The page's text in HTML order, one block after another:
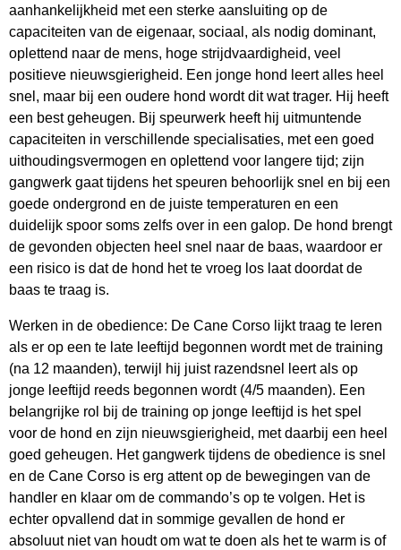
aanhankelijkheid met een sterke aansluiting op de
capaciteiten van de eigenaar, sociaal, als nodig dominant,
oplettend naar de mens, hoge strijdvaardigheid, veel
positieve nieuwsgierigheid. Een jonge hond leert alles heel
snel, maar bij een oudere hond wordt dit wat trager. Hij heeft
een best geheugen. Bij speurwerk heeft hij uitmuntende
capaciteiten in verschillende specialisaties, met een goed
uithoudingsvermogen en oplettend voor langere tijd; zijn
gangwerk gaat tijdens het speuren behoorlijk snel en bij een
goede ondergrond en de juiste temperaturen en een
duidelijk spoor soms zelfs over in een galop. De hond brengt
de gevonden objecten heel snel naar de baas, waardoor er
een risico is dat de hond het te vroeg los laat doordat de
baas te traag is.
Werken in de obedience: De Cane Corso lijkt traag te leren
als er op een te late leeftijd begonnen wordt met de training
(na 12 maanden), terwijl hij juist razendsnel leert als op
jonge leeftijd reeds begonnen wordt (4/5 maanden). Een
belangrijke rol bij de training op jonge leeftijd is het spel
voor de hond en zijn nieuwsgierigheid, met daarbij een heel
goed geheugen. Het gangwerk tijdens de obedience is snel
en de Cane Corso is erg attent op de bewegingen van de
handler en klaar om de commando’s op te volgen. Het is
echter opvallend dat in sommige gevallen de hond er
absoluut niet van houdt om wat te doen als het te warm is of